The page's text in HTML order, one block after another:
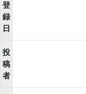
登
録
日
投
稿
者